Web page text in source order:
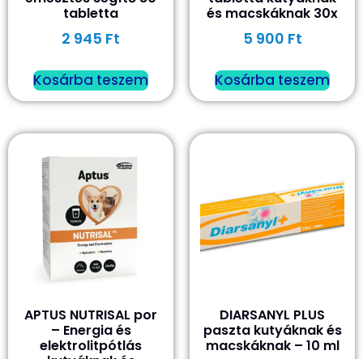
tabletta
2 945 Ft
Kosárba teszem
és macskáknak 30x
5 900 Ft
Kosárba teszem
APTUS NUTRISAL por
– Energia és
elektrolitpótlás
DIARSANYL PLUS
paszta kutyáknak és
macskáknak – 10 ml